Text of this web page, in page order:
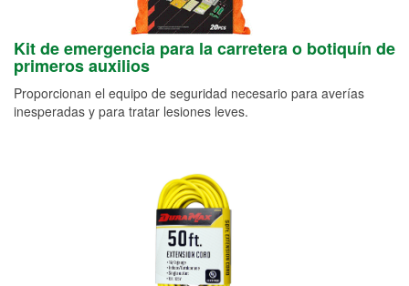
Kit de emergencia para la carretera o botiquín de
primeros auxilios
Proporcionan el equipo de seguridad necesario para averías
inesperadas y para tratar lesiones leves.